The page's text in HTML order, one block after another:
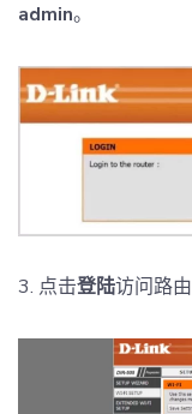
admin。
3. 点击登陆访问路